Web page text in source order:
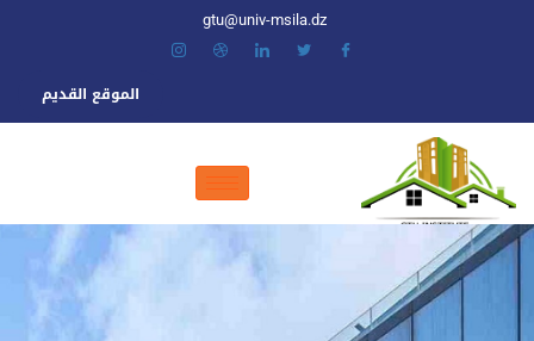
gtu@univ-msila.dz
الموقع القديم